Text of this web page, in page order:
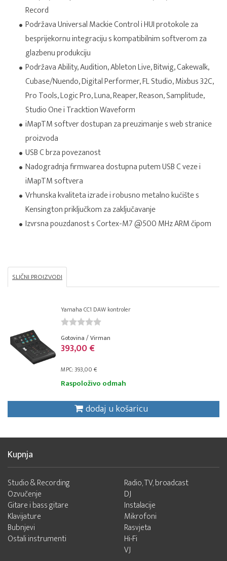
Record
Podržava Universal Mackie Control i HUI protokole za
besprijekornu integraciju s kompatibilnim softverom za
glazbenu produkciju
Podržava Ability, Audition, Ableton Live, Bitwig, Cakewalk,
Cubase/Nuendo, Digital Performer, FL Studio, Mixbus 32C,
Pro Tools, Logic Pro, Luna, Reaper, Reason, Samplitude,
Studio One i Tracktion Waveform
iMapTM softver dostupan za preuzimanje s web stranice
proizvoda
USB C brza povezanost
Nadogradnja firmwarea dostupna putem USB C veze i
iMapTM softvera
Vrhunska kvaliteta izrade i robusno metalno kućište s
Kensington priključkom za zaključavanje
Izvrsna pouzdanost s Cortex-M7 @500 MHz ARM čipom
SLIČNI PROIZVODI
Yamaha CC1 DAW kontroler
Gotovina / Virman
393,00 €
MPC: 393,00 €
Raspoloživo odmah
dodaj u košaricu
Kupnja
Studio & Recording
Ozvučenje
Gitare i bass gitare
Klavijature
Bubnjevi
Ostali instrumenti
Radio, TV, broadcast
DJ
Instalacije
Mikrofoni
Rasvjeta
Hi-Fi
VJ